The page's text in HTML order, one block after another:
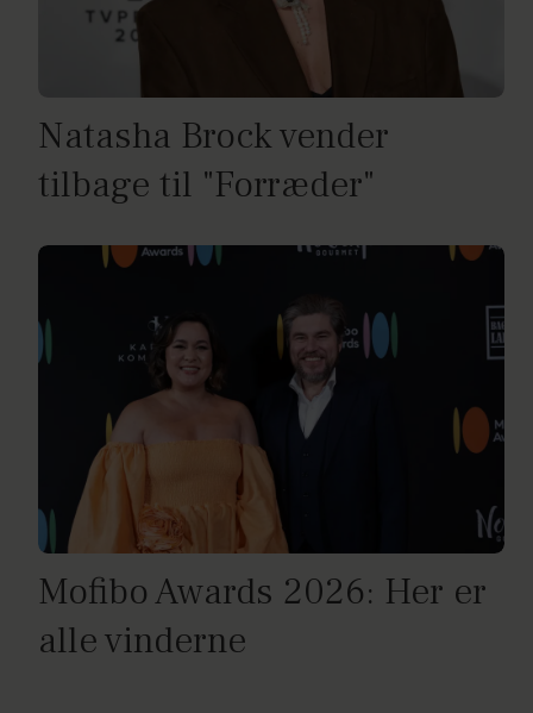
Natasha Brock vender
tilbage til "Forræder"
Mofibo Awards 2026: Her er
alle vinderne